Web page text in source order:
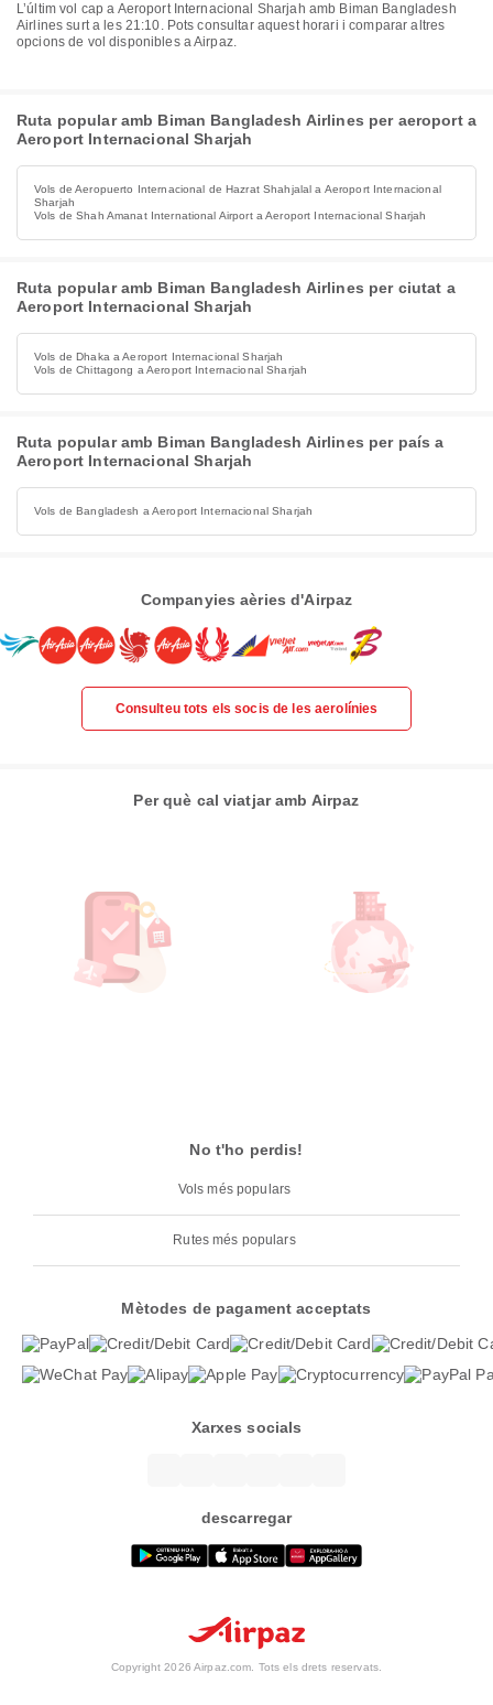
L’últim vol cap a Aeroport Internacional Sharjah amb Biman Bangladesh
Airlines surt a les 21:10. Pots consultar aquest horari i comparar altres
opcions de vol disponibles a Airpaz.
Ruta popular amb Biman Bangladesh Airlines per aeroport a
Aeroport Internacional Sharjah
Vols de Aeropuerto Internacional de Hazrat Shahjalal a Aeroport Internacional
Sharjah
Vols de Shah Amanat International Airport a Aeroport Internacional Sharjah
Ruta popular amb Biman Bangladesh Airlines per ciutat a
Aeroport Internacional Sharjah
Vols de Dhaka a Aeroport Internacional Sharjah
Vols de Chittagong a Aeroport Internacional Sharjah
Ruta popular amb Biman Bangladesh Airlines per país a
Aeroport Internacional Sharjah
Vols de Bangladesh a Aeroport Internacional Sharjah
Companyies aèries d'Airpaz
Consulteu tots els socis de les aerolínies
Per què cal viatjar amb Airpaz
No t'ho perdis!
Vols més populars
Rutes més populars
Mètodes de pagament acceptats
Xarxes socials
descarregar
Copyright 2026 Airpaz.com. Tots els drets reservats.